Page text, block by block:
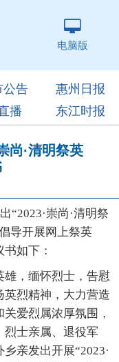
电脑版
公告
惠州日报
播 东江时报
尚·清明祭英
崇尚·清明祭
导开展网上祭英
如下：
，缅怀烈士，告慰
英烈精神，大力营造
爱烈属浓厚氛围，
烈士亲属、退役军
亲发出开展“2023·